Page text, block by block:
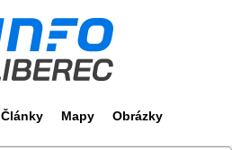
Články Mapy Obrázky